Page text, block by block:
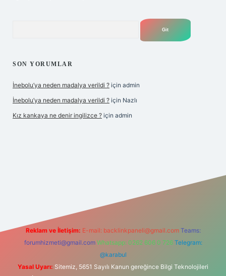
SON YORUMLAR
İnebolu’ya neden madalya verildi ? için admin
İnebolu’ya neden madalya verildi ? için Nazlı
Kız kankaya ne denir ingilizce ? için admin
Reklam ve İletişim: E-mail: backlinkpaneli@gmail.com Teams:
forumhizmeti@gmail.com Whatsapp: 0262 606 0 726 Telegram:
@karabul
Yasal Uyarı: Sitemiz, 5651 Sayılı Kanun gereğince Bilgi Teknolojileri